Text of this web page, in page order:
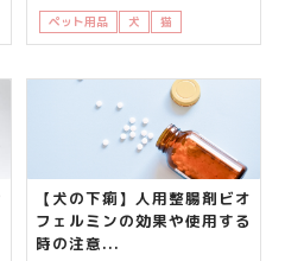
ペット用品 犬 猫
【犬の下痢】人用整腸剤ビオ
フェルミンの効果や使用する
時の注意...